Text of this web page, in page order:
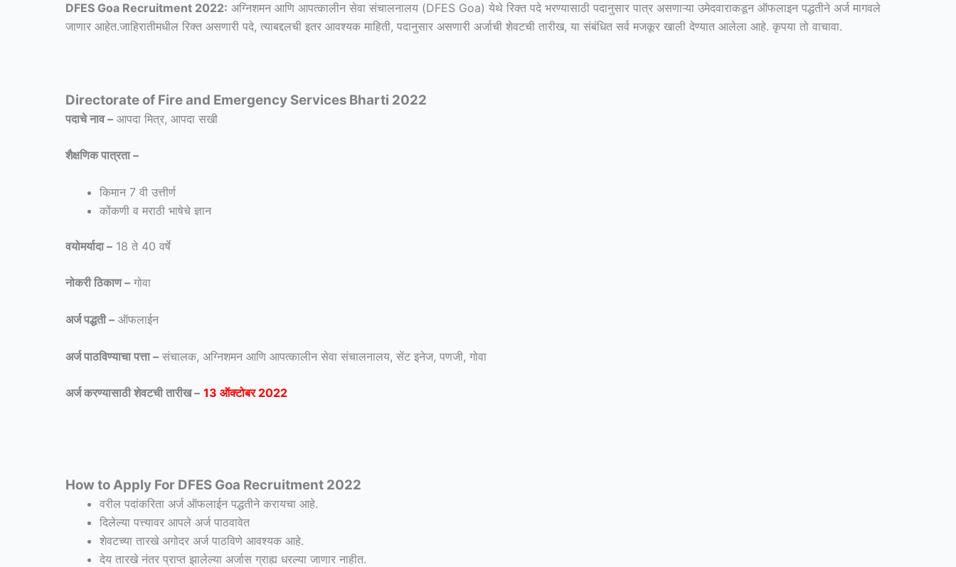
DFES Goa Recruitment 2022: अग्निशमन आणि आपत्कालीन सेवा संचालनालय (DFES Goa) येथे रिक्त पदे भरण्यासाठी पदानुसार पात्र असणाऱ्या उमेदवाराकडून ऑफलाइन पद्धतीने अर्ज मागवले
जाणार आहेत.जाहिरातीमधील रिक्त असणारी पदे, त्याबद्दलची इतर आवश्यक माहिती, पदानुसार असणारी अर्जाची शेवटची तारीख, या संबंधित सर्व मजकूर खाली देण्यात आलेला आहे. कृपया तो वाचावा.
Directorate of Fire and Emergency Services Bharti 2022
पदाचे नाव – आपदा मित्र, आपदा सखी
शैक्षणिक पात्रता –
किमान 7 वी उत्तीर्ण
कोंकणी व मराठी भाषेचे ज्ञान
वयोमर्यादा – 18 ते 40 वर्षे
नोकरी ठिकाण – गोवा
अर्ज पद्धती – ऑफलाईन
अर्ज पाठविण्याचा पत्ता – संचालक, अग्निशमन आणि आपत्कालीन सेवा संचालनालय, सेंट इनेज, पणजी, गोवा
अर्ज करण्यासाठी शेवटची तारीख – 13 ऑक्टोबर 2022
How to Apply For DFES Goa Recruitment 2022
वरील पदांकरिता अर्ज ऑफलाईन पद्धतीने करायचा आहे.
दिलेल्या पत्त्यावर आपले अर्ज पाठवावेत
शेवटच्या तारखे अगोदर अर्ज पाठविणे आवश्यक आहे.
देय तारखे नंतर प्राप्त झालेल्या अर्जास ग्राह्य धरल्या जाणार नाहीत.